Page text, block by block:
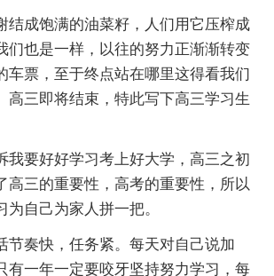
结成饱满的油菜籽，人们用它压榨成
们也是一样，以往的努力正渐渐转变
车票，至于终点站在哪里这得看我们
高三即将结束，特此写下高三学习生
我要好好学习考上好大学，高三之初
高三的重要性，高考的重要性，所以
为自己为家人拼一把。
节奏快，任务紧。每天对自己说加
有一年一定要咬牙坚持努力学习，每